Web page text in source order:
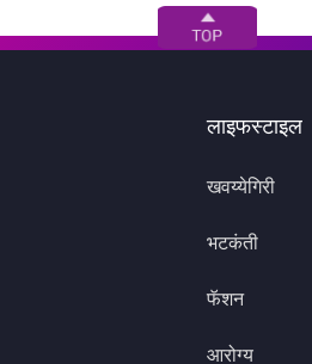
लाइफस्टाइल
खवय्येगिरी
भटकंती
फॅशन
आरोग्य